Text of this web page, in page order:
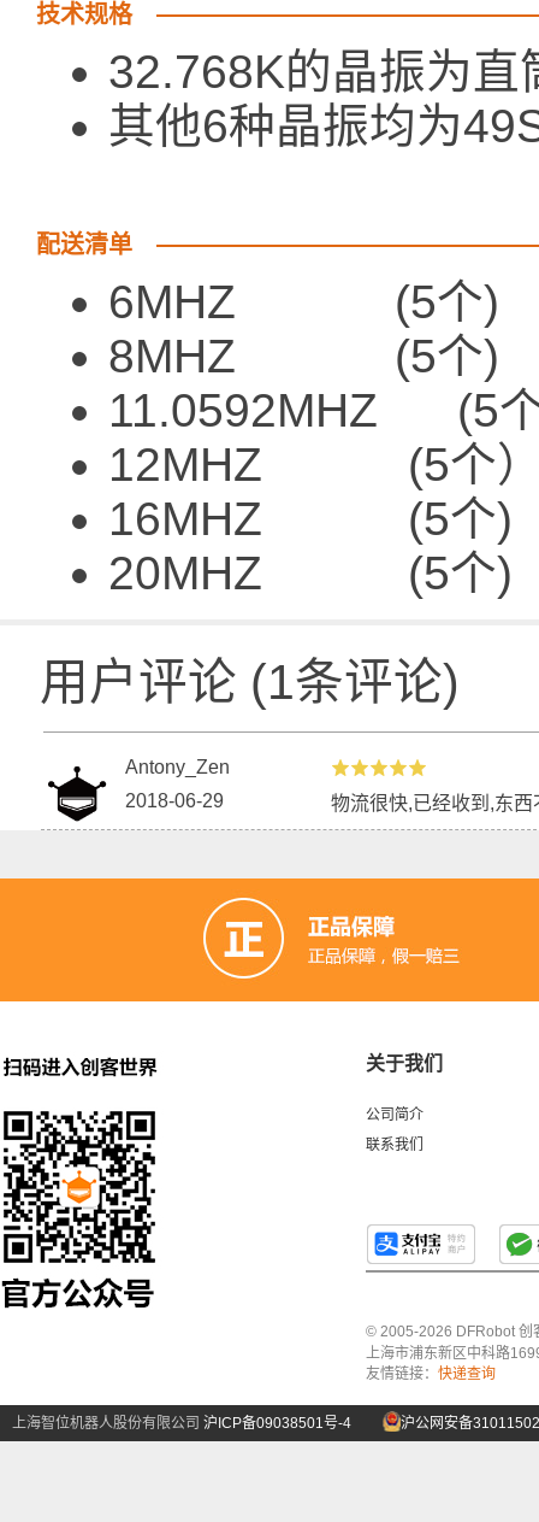
技术规格
32.768K的晶振为直
其他6种晶振均为
配送清单
6MHZ (5个)
8MHZ (5个)
11.0592MHZ (5
12MHZ (5个
16MHZ (5个)
20MHZ (5个)
用户评论 (1条评论)
Antony_Zen
2018-06-29
物流很快,已经收到,东西
关于我们
公司简介
联系我们
© 2005-2026 DFRobot 创
上海市浦东新区中科路
友情链接： 快递查询
上海智位机器人股份有限公司 沪ICP备09038501号-4 沪公网安备